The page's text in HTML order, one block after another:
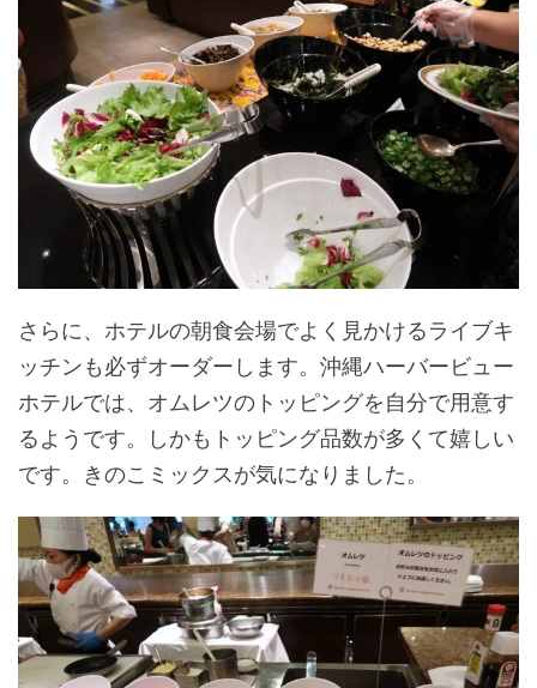
さらに、ホテルの朝食会場でよく見かけるライブキ
ッチンも必ずオーダーします。沖縄ハーバービュー
ホテルでは、オムレツのトッピングを自分で用意す
るようです。しかもトッピング品数が多くて嬉しい
です。きのこミックスが気になりました。